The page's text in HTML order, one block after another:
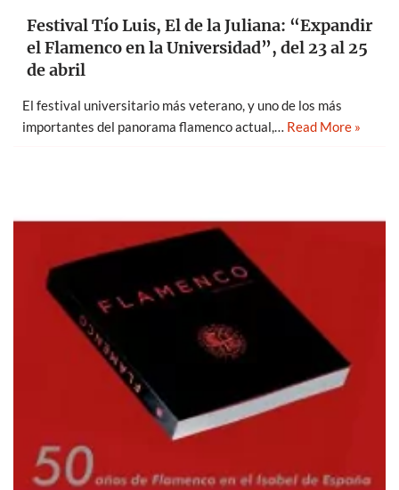
Festival Tío Luis, El de la Juliana: “Expandir
el Flamenco en la Universidad”, del 23 al 25
de abril
El festival universitario más veterano, y uno de los más
importantes del panorama flamenco actual,… Read More »